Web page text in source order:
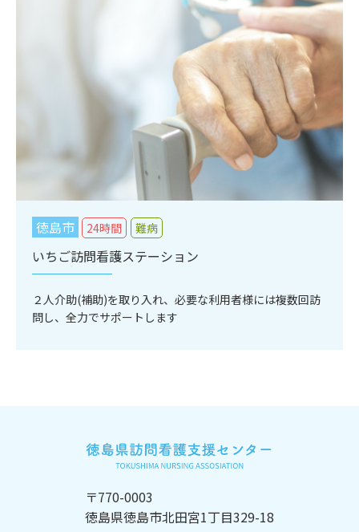
徳島市 24時間 難病
いちご訪問看護ステーション
２人介助(補助)を取り入れ、必要な利用者様には複数回訪
問し、全力でサポートします
〒770-0003
徳島県徳島市北田宮1丁目329-18